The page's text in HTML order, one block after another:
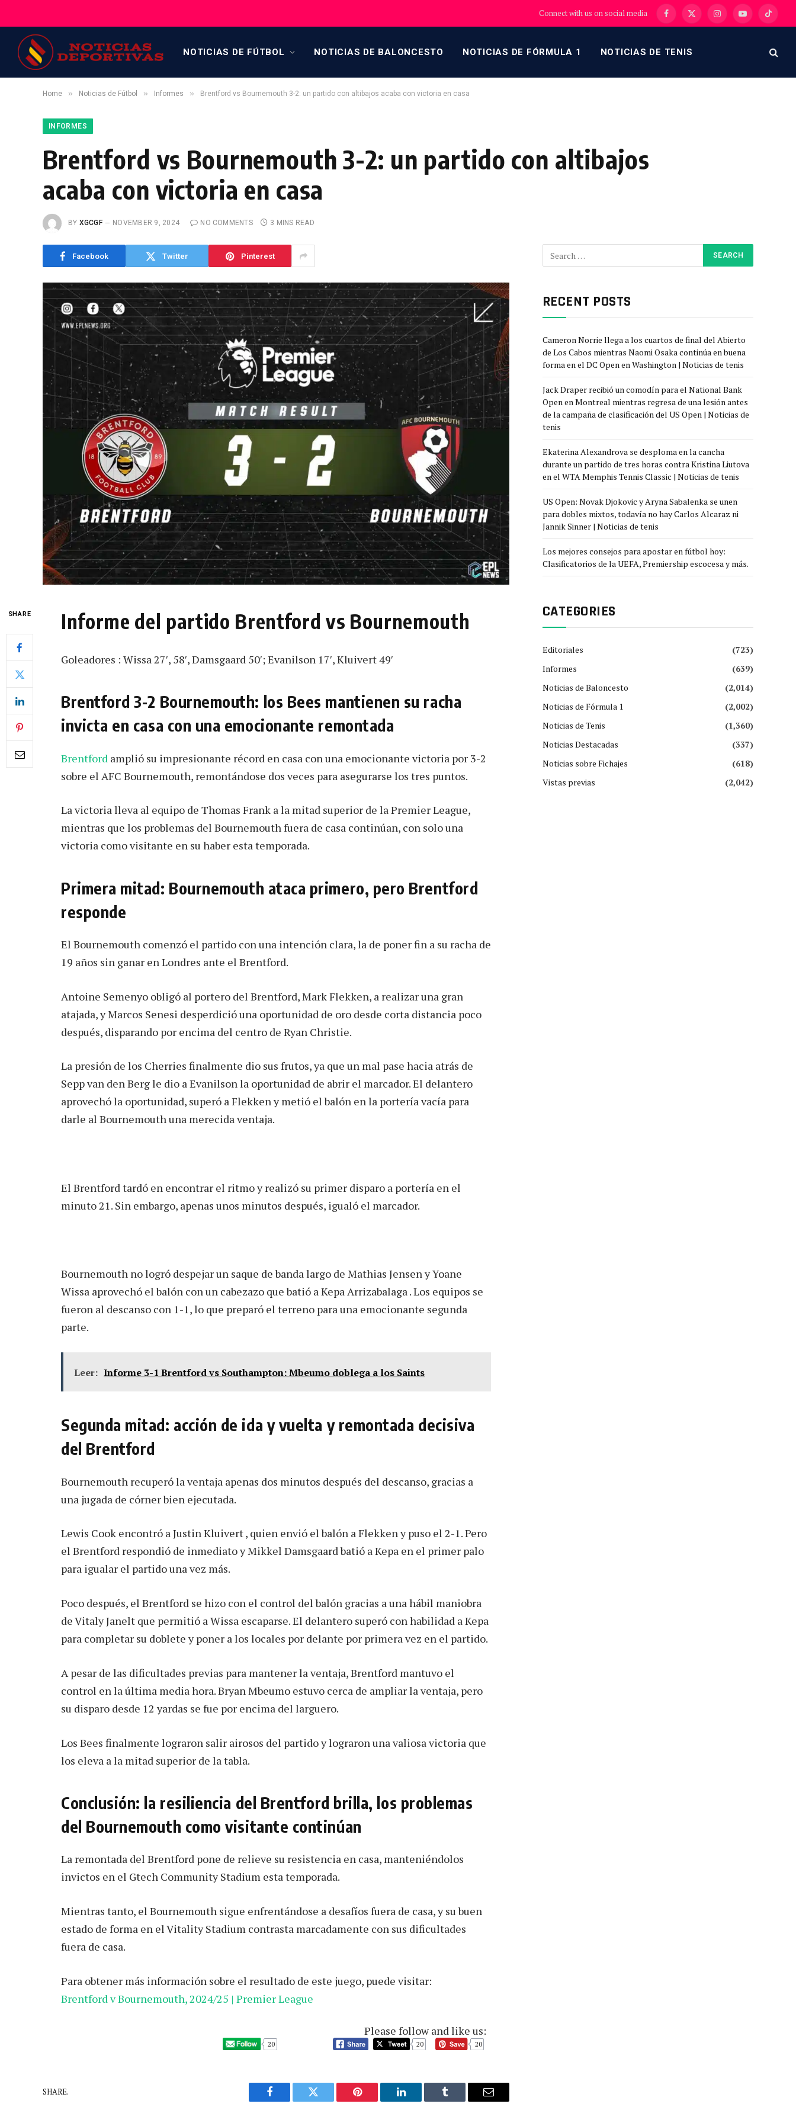
Connect with us on social media Facebook
X
InstagramYouTubeTikTok
NOTICIAS DE FÚTBOL NOTICIAS DE BALONCESTO NOTICIAS DE FÓRMULA 1 NOTICIAS DE TENIS
Home » Noticias de Fútbol » Informes » Brentford vs Bournemouth 3-2: un partido con altibajos acaba con victoria en casa
INFORMES
Brentford vs Bournemouth 3-2: un partido con altibajos
acaba con victoria en casa
BY XGCGF NOVEMBER 9, 2024 NO COMMENTS 3 MINS READ
Facebook Twitter Pinterest
SHARE Informe del partido Brentford vs Bournemouth
Goleadores : Wissa 27′, 58′, Damsgaard 50′; Evanilson 17′, Kluivert 49′
Brentford 3-2 Bournemouth: los Bees mantienen su racha
invicta en casa con una emocionante remontada
Brentford amplió su impresionante récord en casa con una emocionante victoria por 3-2
sobre el AFC Bournemouth, remontándose dos veces para asegurarse los tres puntos.
La victoria lleva al equipo de Thomas Frank a la mitad superior de la Premier League,
mientras que los problemas del Bournemouth fuera de casa continúan, con solo una
victoria como visitante en su haber esta temporada.
Primera mitad: Bournemouth ataca primero, pero Brentford
responde
El Bournemouth comenzó el partido con una intención clara, la de poner fin a su racha de
19 años sin ganar en Londres ante el Brentford.
Antoine Semenyo obligó al portero del Brentford, Mark Flekken, a realizar una gran
atajada, y Marcos Senesi desperdició una oportunidad de oro desde corta distancia poco
después, disparando por encima del centro de Ryan Christie.
La presión de los Cherries finalmente dio sus frutos, ya que un mal pase hacia atrás de
Sepp van den Berg le dio a Evanilson la oportunidad de abrir el marcador. El delantero
aprovechó la oportunidad, superó a Flekken y metió el balón en la portería vacía para
darle al Bournemouth una merecida ventaja.
El Brentford tardó en encontrar el ritmo y realizó su primer disparo a portería en el
minuto 21. Sin embargo, apenas unos minutos después, igualó el marcador.
Bournemouth no logró despejar un saque de banda largo de Mathias Jensen y Yoane
Wissa aprovechó el balón con un cabezazo que batió a Kepa Arrizabalaga . Los equipos se
fueron al descanso con 1-1, lo que preparó el terreno para una emocionante segunda
parte.
Leer: Informe 3-1 Brentford vs Southampton: Mbeumo doblega a los Saints
Segunda mitad: acción de ida y vuelta y remontada decisiva
del Brentford
Bournemouth recuperó la ventaja apenas dos minutos después del descanso, gracias a
una jugada de córner bien ejecutada.
Lewis Cook encontró a Justin Kluivert , quien envió el balón a Flekken y puso el 2-1. Pero
el Brentford respondió de inmediato y Mikkel Damsgaard batió a Kepa en el primer palo
para igualar el partido una vez más.
Poco después, el Brentford se hizo con el control del balón gracias a una hábil maniobra
de Vitaly Janelt que permitió a Wissa escaparse. El delantero superó con habilidad a Kepa
para completar su doblete y poner a los locales por delante por primera vez en el partido.
A pesar de las dificultades previas para mantener la ventaja, Brentford mantuvo el
control en la última media hora. Bryan Mbeumo estuvo cerca de ampliar la ventaja, pero
su disparo desde 12 yardas se fue por encima del larguero.
Los Bees finalmente lograron salir airosos del partido y lograron una valiosa victoria que
los eleva a la mitad superior de la tabla.
Conclusión: la resiliencia del Brentford brilla, los problemas
del Bournemouth como visitante continúan
La remontada del Brentford pone de relieve su resistencia en casa, manteniéndolos
invictos en el Gtech Community Stadium esta temporada.
Mientras tanto, el Bournemouth sigue enfrentándose a desafíos fuera de casa, y su buen
estado de forma en el Vitality Stadium contrasta marcadamente con sus dificultades
fuera de casa.
Para obtener más información sobre el resultado de este juego, puede visitar:
Brentford v Bournemouth, 2024/25 | Premier League
Please follow and like us:
20 20 20
SHARE.
Facebook Twitter Pinterest LinkedIn Tumblr Email
RECENT POSTS
Cameron Norrie llega a los cuartos de final del Abierto
de Los Cabos mientras Naomi Osaka continúa en buena
forma en el DC Open en Washington | Noticias de tenis
Jack Draper recibió un comodín para el National Bank
Open en Montreal mientras regresa de una lesión antes
de la campaña de clasificación del US Open | Noticias de
tenis
Ekaterina Alexandrova se desploma en la cancha
durante un partido de tres horas contra Kristina Liutova
en el WTA Memphis Tennis Classic | Noticias de tenis
US Open: Novak Djokovic y Aryna Sabalenka se unen
para dobles mixtos, todavía no hay Carlos Alcaraz ni
Jannik Sinner | Noticias de tenis
Los mejores consejos para apostar en fútbol hoy:
Clasificatorios de la UEFA, Premiership escocesa y más.
CATEGORIES
Editoriales
(723)
Informes
(639)
Noticias de Baloncesto
(2,014)
Noticias de Fórmula 1
(2,002)
Noticias de Tenis
(1,360)
Noticias Destacadas
(337)
Noticias sobre Fichajes
(618)
Vistas previas
(2,042)